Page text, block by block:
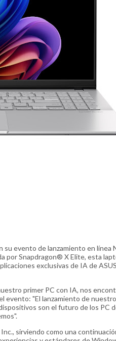
evento de lanzamiento en línea
por Snapdragon® X Elite, esta
exclusivas de IA de
primer PC con IA, nos
evento: "El lanzamiento de
son el futuro de los PC
sirviendo como una